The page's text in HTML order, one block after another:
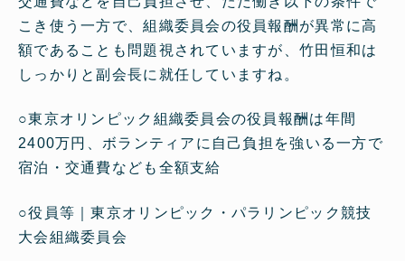
こき使う一方で、組織委員会の役員報酬が異常に高
額であることも問題視されていますが、竹田恒和は
しっかりと副会長に就任していますね。
○東京オリンピック組織委員会の役員報酬は年間
2400万円、ボランティアに自己負担を強いる一方で
宿泊・交通費なども全額支給
○役員等｜東京オリンピック・パラリンピック競技
大会組織委員会